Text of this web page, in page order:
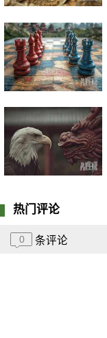
热门评论
0 条评论